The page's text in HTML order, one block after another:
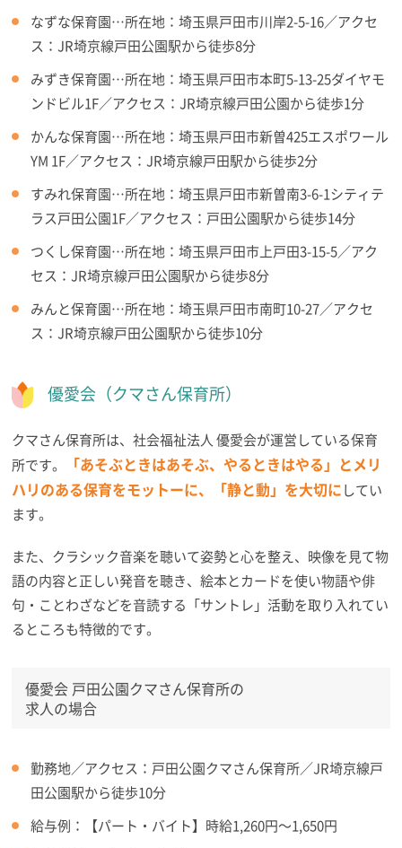
なずな保育園…所在地：埼玉県戸田市川岸2-5-16／アクセ
ス：JR埼京線戸田公園駅から徒歩8分
みずき保育園…所在地：埼玉県戸田市本町5-13-25ダイヤモ
ンドビル1F／アクセス：JR埼京線戸田公園から徒歩1分
かんな保育園…所在地：埼玉県戸田市新曽425エスポワール
YM 1F／アクセス：JR埼京線戸田駅から徒歩2分
すみれ保育園…所在地：埼玉県戸田市新曽南3-6-1シティテ
ラス戸田公園1F／アクセス：戸田公園駅から徒歩14分
つくし保育園…所在地：埼玉県戸田市上戸田3-15-5／アク
セス：JR埼京線戸田公園駅から徒歩8分
みんと保育園…所在地：埼玉県戸田市南町10-27／アクセ
ス：JR埼京線戸田公園駅から徒歩10分
優愛会（クマさん保育所）
クマさん保育所は、社会福祉法人 優愛会が運営している保育
所です。
「あそぶときはあそぶ、やるときはやる」とメリ
ハリのある保育をモットーに、「静と動」を大切にしてい
ます。
また、クラシック音楽を聴いて姿勢と心を整え、映像を見て物
語の内容と正しい発音を聴き、絵本とカードを使い物語や俳
句・ことわざなどを音読する「サントレ」活動を取り入れてい
るところも特徴的です。
優愛会 戸田公園クマさん保育所の
求人の場合
勤務地／アクセス：戸田公園クマさん保育所／JR埼京線戸
田公園駅から徒歩10分
給与例：【パート・バイト】時給1,260円～1,650円